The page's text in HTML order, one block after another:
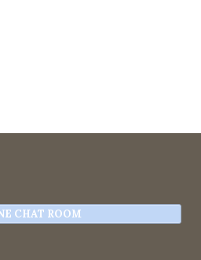
CHAT ROOM